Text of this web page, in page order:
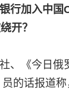
行加入中国
开？
、《今日俄
的话报道